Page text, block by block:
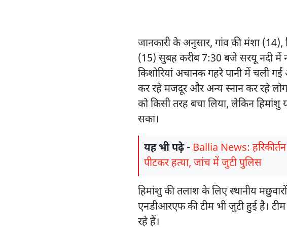
जानकारी के अनुसार, गांव की मंशा
(15) सुबह करीब 7:30 बजे सरयू नदी में
किशोरियां अचानक गहरे पानी में चली
कर रहे मजदूर और अन्य स्नान कर रहे लोग
को किसी तरह बचा लिया, लेकिन हिमांशु
सका।
यह भी पढ़े - Ballia News:
पीटकर हत्या, जांच में जुटी पुलिस
हिमांशु की तलाश के लिए स्थानीय
एनडीआरएफ की टीम भी जुटी हुई है। टीम
रहे हैं।